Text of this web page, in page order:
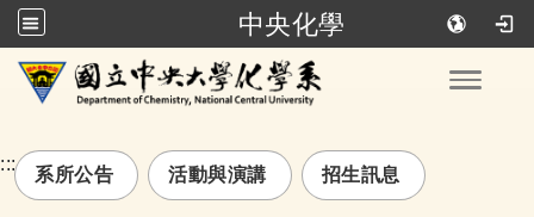
中央化學
跳到主要內容
:::
系所公告 活動與演講 招生訊息